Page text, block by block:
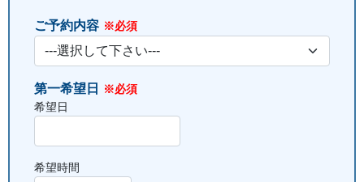
ご予約内容 ※必須
第一希望日
※必須
希望日
希望時間